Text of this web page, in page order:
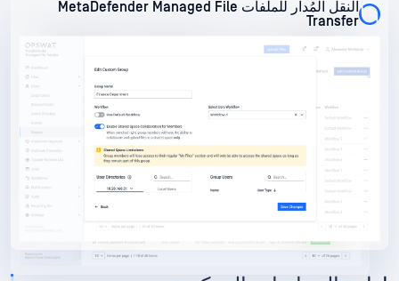
النقل المُدار للملفات MetaDefender Managed File
Transfer
النقل المُدار للملفات MetaDefender Managed File
Transfer